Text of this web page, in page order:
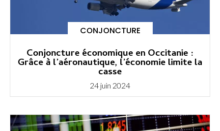
CONJONCTURE
Conjoncture économique en Occitanie :
Grâce à l’aéronautique, l’économie limite la
casse
24 juin 2024